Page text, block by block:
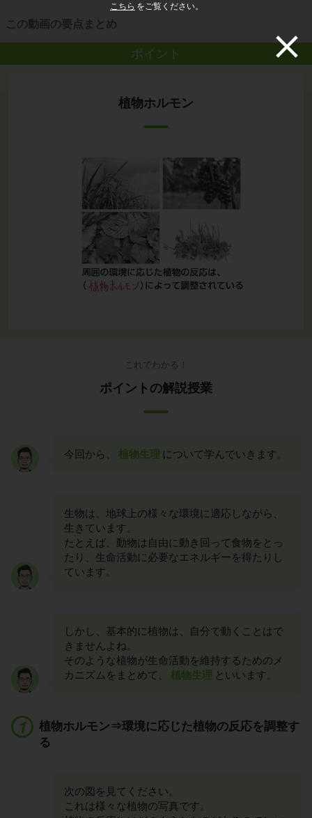
こちら をご覧ください。
この動画の要点まとめ
ポイント
植物ホルモン
これでわかる！
ポイントの解説授業
今回から、 植物生理 について学んでいきます。
生物は、地球上の様々な環境に適応しながら、
生きています。
たとえば、動物は自由に動き回って食物をとっ
たり、生命活動に必要なエネルギーを得たりし
ています。
しかし、基本的に植物は、自分で動くことはで
きませんよね。
そのような植物が生命活動を維持するためのメ
カニズムをまとめて、
植物生理 といいます。
植物ホルモン⇒環境に応じた植物の反応を調整す
る
次の図を見てください。
これは様々な植物の写真です。